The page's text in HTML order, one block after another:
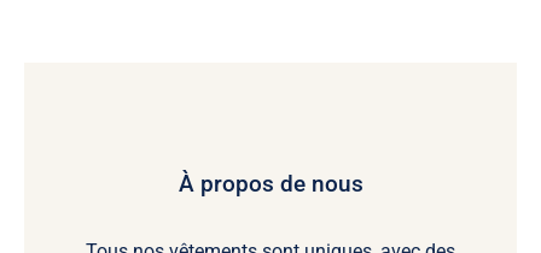
À propos de nous